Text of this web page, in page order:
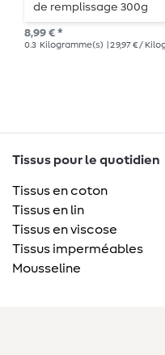
de remplissage 300g
8,99 € *
0.3 Kilogramme(s) | 29,97 € /
Tissus pour le quotidien
Tissus en coton
Tissus en lin
Tissus en viscose
Tissus imperméables
Mousseline